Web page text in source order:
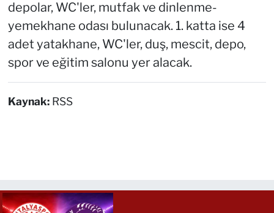
depolar, WC'ler, mutfak ve dinlenme-
yemekhane odası bulunacak. 1. katta ise 4
adet yatakhane, WC'ler, duş, mescit, depo,
spor ve eğitim salonu yer alacak.
Kaynak: RSS